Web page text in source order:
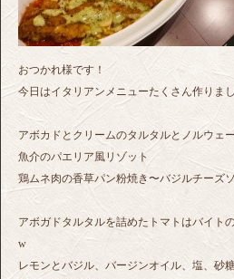
おつかれ様です！
今日はイタリアンメニューたくさん作りま
アボカドとクリームのタルタルとノルウェ
魚介のパエリア風リゾット
鶏ムネ肉の香草パン粉焼き〜バジルチーズ
アボガドタルタルを詰めたトマトはバイト
w
レモンとバジル、バージンオイル、塩、砂